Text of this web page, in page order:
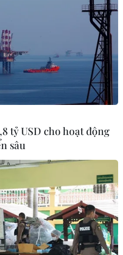
#Fatima Carrion Alfonso
Tây Ban Nha
tỷ USD cho hoạt động
sâu